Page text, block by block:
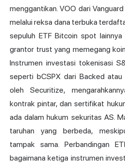
menggantikan. VOO dari Vanguard
melalui reksa dana terbuka
sepuluh ETF Bitcoin spot lainnya
grantor trust yang memegang
Instrumen investasi tokenisasi
seperti bCSPX dari Backed
oleh Securitize,
kontrak pintar, dan sertifikat
ada dalam hukum sekuritas AS.
taruhan yang berbeda,
tampak sama. Perbandingan
bagaimana ketiga instrumen